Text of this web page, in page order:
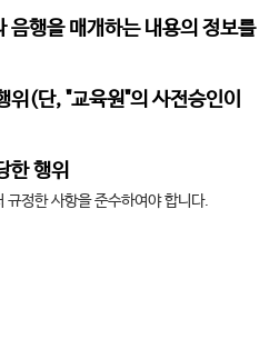
음행을 매개하는 내용의 정보를
위(단, "교육원"의 사전승인이
한 행위
규정한 사항을 준수하여야 합니다.